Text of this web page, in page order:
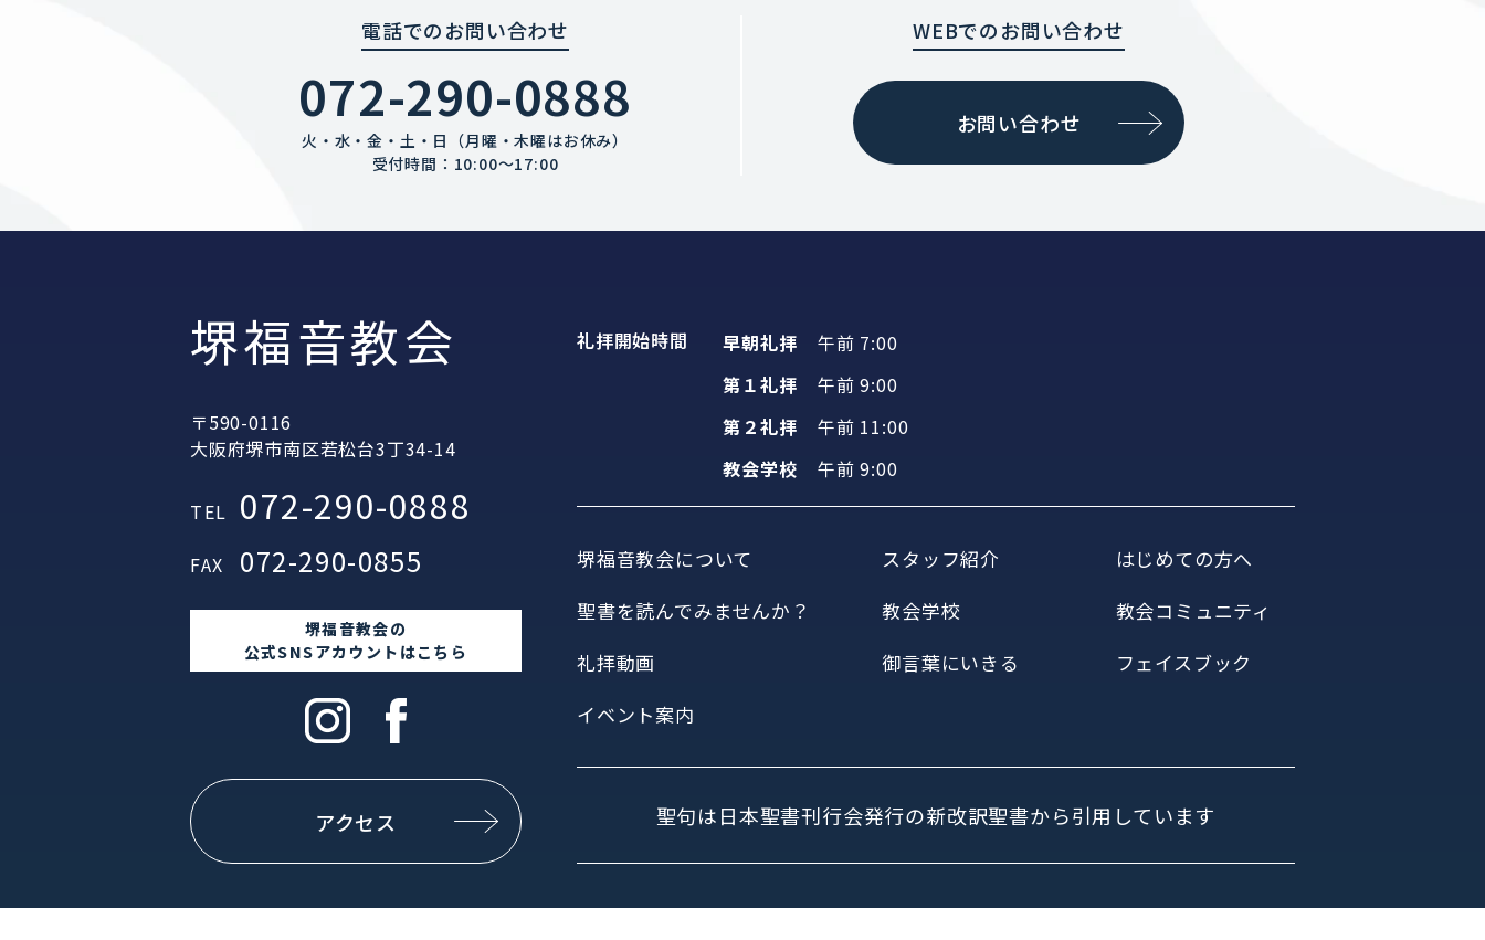
電話でのお問い合わせ
072-290-0888
火・水・金・土・日（月曜・木曜はお休み）
受付時間：10:00〜17:00
WEBでのお問い合わせ
お問い合わせ
堺福音教会
〒590-0116
大阪府堺市南区若松台3丁34-14
TEL 072-290-0888
FAX 072-290-0855
堺福音教会の
公式SNSアカウントはこちら
アクセス
礼拝開始時間 早朝礼拝
午前 7:00
第１礼拝
午前 9:00
第２礼拝
午前 11:00
教会学校
午前 9:00
堺福音教会について スタッフ紹介
はじめての方へ
聖書を読んでみませんか？
教会学校
教会コミュニティ
礼拝動画
御言葉にいきる
フェイスブック
イベント案内
聖句は日本聖書刊行会発行の新改訳聖書から引用しています